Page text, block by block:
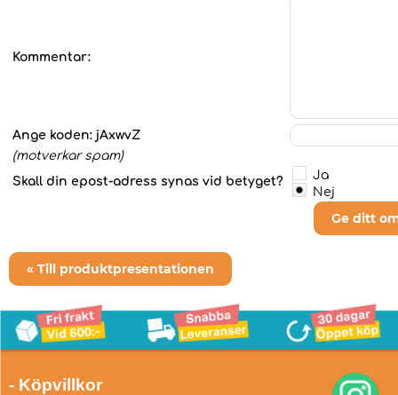
Kommentar:
Ange koden: jAxwvZ
(motverkar spam)
Skall din epost-adress synas vid betyget?
Ja
Nej
Ge ditt
« Till produktpresentationen
- Köpvillkor